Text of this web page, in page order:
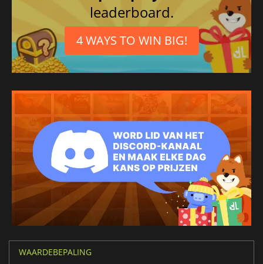
leaderboard.
4 WAYS TO WIN BIG!
WAARDEBEPALING